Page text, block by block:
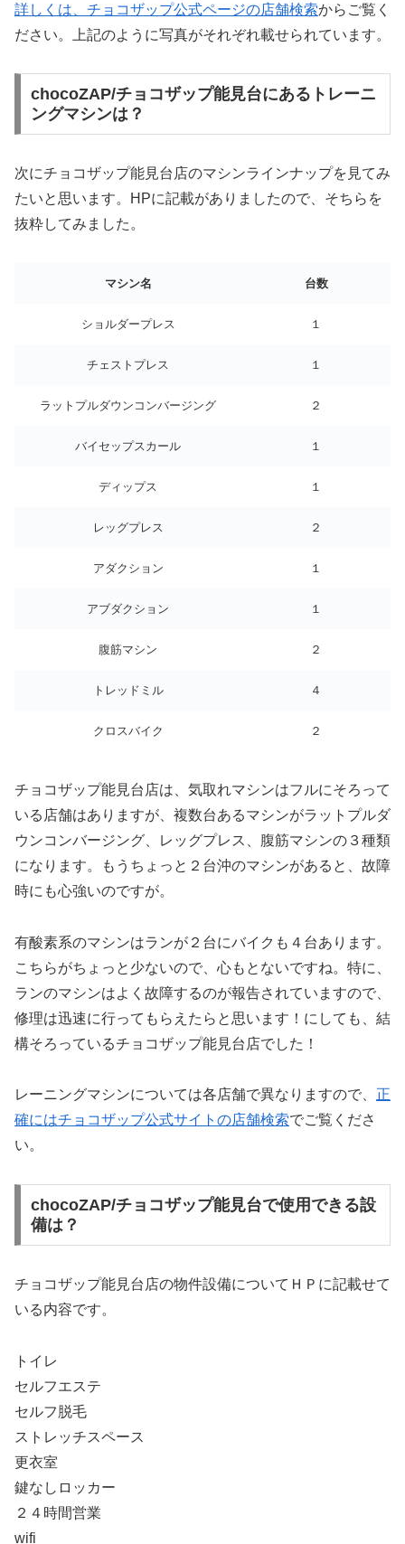
詳しくは、チョコザップ公式ページの店舗検索からご覧く
ださい。上記のように写真がそれぞれ載せられています。
chocoZAP/チョコザップ能見台にあるトレーニ
ングマシンは？
次にチョコザップ能見台店のマシンラインナップを見てみ
たいと思います。HPに記載がありましたので、そちらを
抜粋してみました。
マシン名 台数
ショルダープレス １
チェストプレス １
ラットプルダウンコンバージング ２
バイセップスカール １
ディップス １
レッグプレス ２
アダクション １
アブダクション １
腹筋マシン ２
トレッドミル ４
クロスバイク ２
チョコザップ能見台店は、気取れマシンはフルにそろって
いる店舗はありますが、複数台あるマシンがラットプルダ
ウンコンバージング、レッグプレス、腹筋マシンの３種類
になります。もうちょっと２台沖のマシンがあると、故障
時にも心強いのですが。
有酸素系のマシンはランが２台にバイクも４台あります。
こちらがちょっと少ないので、心もとないですね。特に、
ランのマシンはよく故障するのが報告されていますので、
修理は迅速に行ってもらえたらと思います！にしても、結
構そろっているチョコザップ能見台店でした！
レーニングマシンについては各店舗で異なりますので、 正
確にはチョコザップ公式サイトの店舗検索でご覧くださ
い。
chocoZAP/チョコザップ能見台で使用できる設
備は？
チョコザップ能見台店の物件設備についてＨＰに記載せて
いる内容です。
トイレ
セルフエステ
セルフ脱毛
ストレッチスペース
更衣室
鍵なしロッカー
２４時間営業
wifi